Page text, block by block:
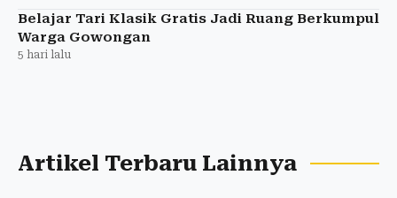
Belajar Tari Klasik Gratis Jadi Ruang Berkumpul
Warga Gowongan
5 hari lalu
Artikel Terbaru Lainnya